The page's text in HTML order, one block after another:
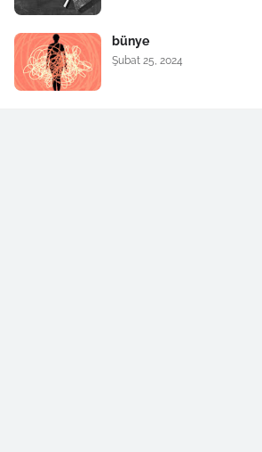
bünye
Şubat 25, 2024